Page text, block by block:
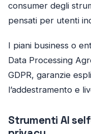
consumer degli
pensati per utenti
I piani business o
Data Processing
GDPR, garanzie
l’addestramento e
Strumenti AI